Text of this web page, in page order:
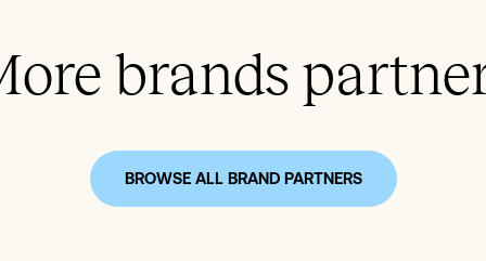
brands
BROWSE ALL BRAND PARTNERS